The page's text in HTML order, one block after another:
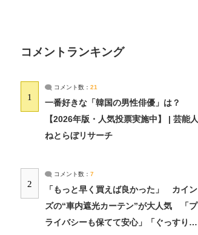
コメントランキング
1
コメント数： 21
一番好きな「韓国の男性俳優」は？
【2026年版・人気投票実施中】 | 芸能人
ねとらぼリサーチ
2
コメント数： 7
「もっと早く買えば良かった」 カイン
ズの“車内遮光カーテン”が大人気 「プ
ライバシーも保てて安心」「ぐっすり眠